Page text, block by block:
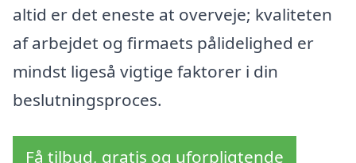
altid er det eneste at overveje; kvaliteten
af arbejdet og firmaets pålidelighed er
mindst ligeså vigtige faktorer i din
beslutningsproces.
Få tilbud, gratis og uforpligtende